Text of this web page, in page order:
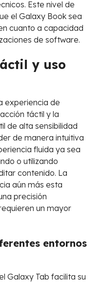
Este nivel de
el Galaxy Book sea
cuanto a capacidad
de software.
y uso
experiencia de
táctil y la
de alta sensibilidad
de manera intuitiva
fluida ya sea
o utilizando
contenido. La
aún más esta
precisión
un mayor
entornos
Galaxy Tab facilita su